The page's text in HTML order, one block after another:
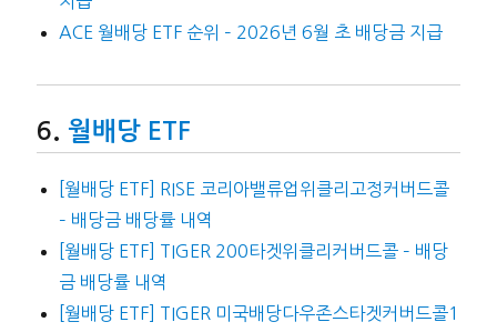
ACE 월배당 ETF 순위 – 2026년 6월 초 배당금 지급
월배당 ETF
[월배당 ETF] RISE 코리아밸류업위클리고정커버드콜
– 배당금 배당률 내역
[월배당 ETF] TIGER 200타겟위클리커버드콜 – 배당
금 배당률 내역
[월배당 ETF] TIGER 미국배당다우존스타겟커버드콜1